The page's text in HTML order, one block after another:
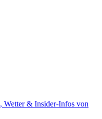
Wetter & Insider-Infos von